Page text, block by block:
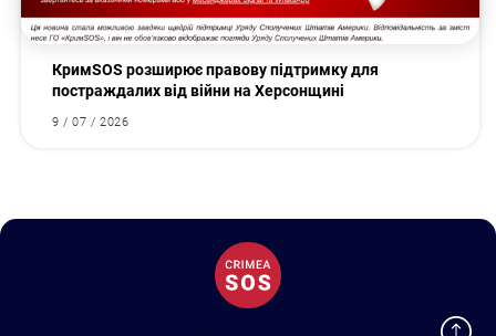
КримSOS розширює правову підтримку для
постраждалих від війни на Херсонщині
9 / 07 / 2026